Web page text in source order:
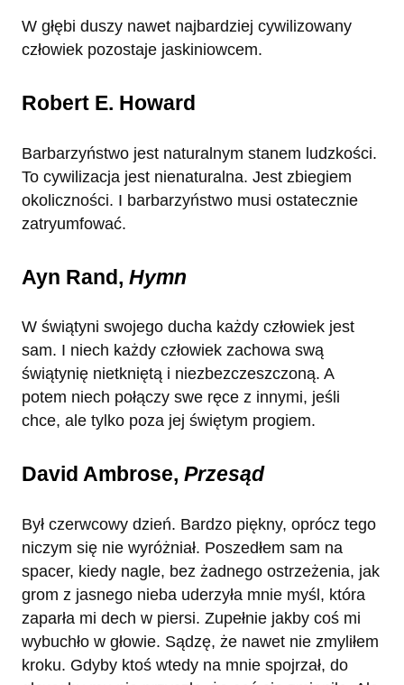
W głębi duszy nawet najbardziej cywilizowany
człowiek pozostaje jaskiniowcem.
Robert E. Howard
Barbarzyństwo jest naturalnym stanem ludzkości.
To cywilizacja jest nienaturalna. Jest zbiegiem
okoliczności. I barbarzyństwo musi ostatecznie
zatryumfować.
Ayn Rand, Hymn
W świątyni swojego ducha każdy człowiek jest
sam. I niech każdy człowiek zachowa swą
świątynię nietkniętą i niezbezczeszczoną. A
potem niech połączy swe ręce z innymi, jeśli
chce, ale tylko poza jej świętym progiem.
David Ambrose, Przesąd
Był czerwcowy dzień. Bardzo piękny, oprócz tego
niczym się nie wyróżniał. Poszedłem sam na
spacer, kiedy nagle, bez żadnego ostrzeżenia, jak
grom z jasnego nieba uderzyła mnie myśl, która
zaparła mi dech w piersi. Zupełnie jakby coś mi
wybuchło w głowie. Sądzę, że nawet nie zmyliłem
kroku. Gdyby ktoś wtedy na mnie spojrzał, do